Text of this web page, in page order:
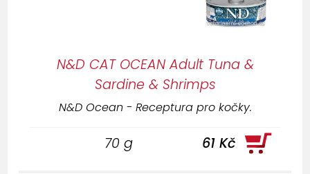
Potřebujete poradit s výběrem?
profesionální konzultaci
N&D CAT OCEAN Adult Tuna &
Sardine & Shrimps
N&D Ocean - Receptura pro kočky.
70 g 61 Kč